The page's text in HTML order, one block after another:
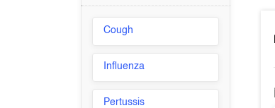
Cough
Influenza
Pertussis